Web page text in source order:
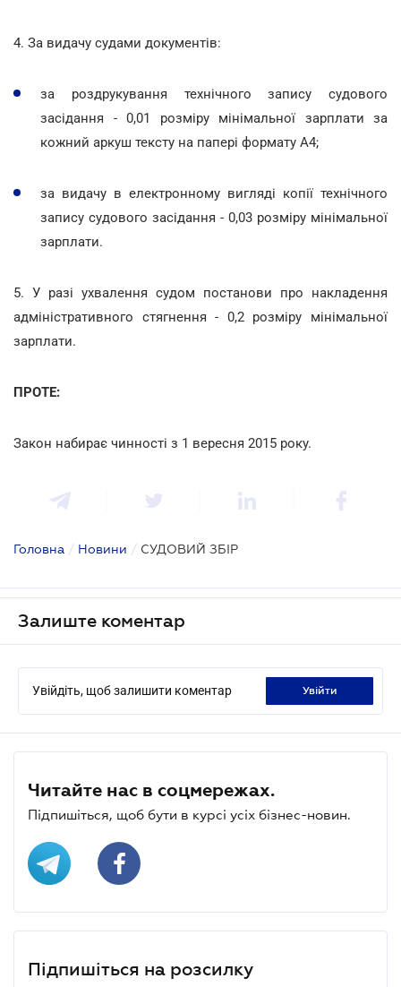
4. За видачу судами документів:
за роздрукування технічного запису судового
засідання - 0,01 розміру мінімальної зарплати за
кожний аркуш тексту на папері формату А4;
за видачу в електронному вигляді копії технічного
запису судового засідання - 0,03 розміру мінімальної
зарплати.
5. У разі ухвалення судом постанови про накладення
адміністративного стягнення - 0,2 розміру мінімальної
зарплати.
ПРОТЕ:
Закон набирає чинності з 1 вересня 2015 року.
Головна / Новини / СУДОВИЙ ЗБІР
Залиште коментар
Увійдіть, щоб залишити коментар увійти
Читайте нас в соцмережах.
Підпишіться, щоб бути в курсі усіх бізнес-новин.
Підпишіться на розсилку